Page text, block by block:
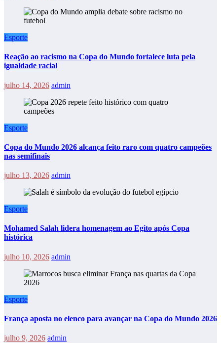
Esporte
Reação ao racismo na Copa do Mundo fortalece luta pela
igualdade racial
julho 14, 2026 admin
Esporte
Copa do Mundo 2026 alcança feito raro com quatro campeões
nas semifinais
julho 13, 2026 admin
Esporte
Mohamed Salah lidera homenagem ao Egito após Copa
histórica
julho 10, 2026 admin
Esporte
França aposta no elenco para avançar na Copa do Mundo 2026
julho 9, 2026 admin